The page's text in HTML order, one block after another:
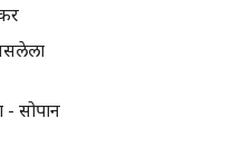
- सोपान